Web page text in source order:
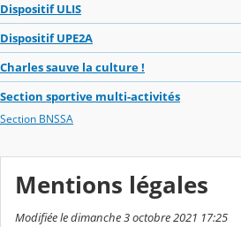
Dispositif ULIS
Dispositif UPE2A
Charles sauve la culture !
Section sportive multi-activités
Section BNSSA
Mentions légales
Modifiée le dimanche 3 octobre 2021 17:25